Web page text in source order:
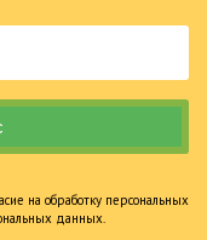
на обработку персональных
данных.